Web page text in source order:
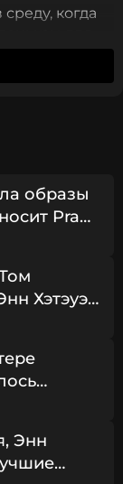
когда
равновесие.
на
образы
Prada
Хэтэуэй
Энн